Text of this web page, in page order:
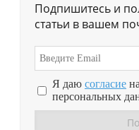
Подпишитесь и
статьи в вашем
Я даю согласие
персональных